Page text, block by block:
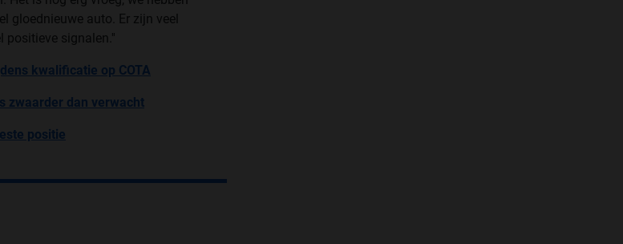
gloednieuwe auto. Er zijn veel
positieve signalen.''
kwalificatie op COTA
zwaarder dan verwacht
positie